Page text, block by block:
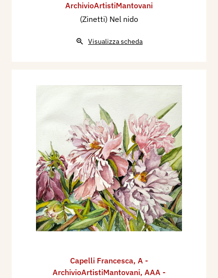
ArchivioArtistiMantovani
(Zinetti) Nel nido
Visualizza scheda
Capelli Francesca, A -
ArchivioArtistiMantovani, AAA -